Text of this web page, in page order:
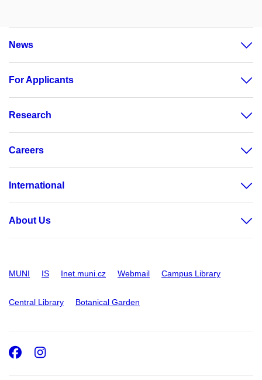
News
For Applicants
Research
Careers
International
About Us
MUNI IS Inet.muni.cz Webmail Campus Library
Central Library Botanical Garden
Facebook
Instagram